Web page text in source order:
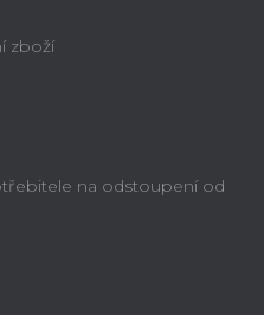
zboží
na odstoupení od